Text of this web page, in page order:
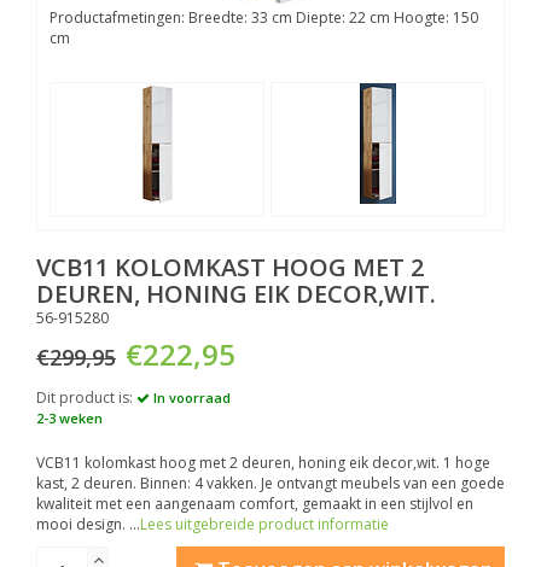
Productafmetingen: Breedte: 33 cm Diepte: 22 cm Hoogte: 150
cm
VCB11 KOLOMKAST HOOG MET 2
DEUREN, HONING EIK DECOR,WIT.
56-915280
€299,95 €222,95
Dit product is:
In voorraad
2-3 weken
VCB11 kolomkast hoog met 2 deuren, honing eik decor,wit. 1 hoge
kast, 2 deuren. Binnen: 4 vakken. Je ontvangt meubels van een goede
kwaliteit met een aangenaam comfort, gemaakt in een stijlvol en
mooi design. ...Lees uitgebreide product informatie